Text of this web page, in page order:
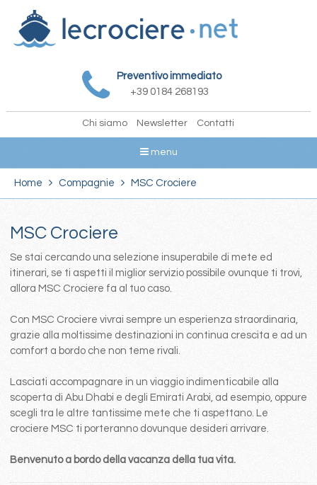
Preventivo immediato
+39 0184 268193
Chi siamo Newsletter Contatti
menu
Home Compagnie MSC Crociere
MSC Crociere
Se stai cercando una selezione insuperabile di mete ed
itinerari, se ti aspetti il miglior servizio possibile ovunque ti trovi,
allora MSC Crociere fa al tuo caso.
Con MSC Crociere vivrai sempre un esperienza straordinaria,
grazie alla moltissime destinazioni in continua crescita e ad un
comfort a bordo che non teme rivali.
Lasciati accompagnare in un viaggio indimenticabile alla
scoperta di Abu Dhabi e degli Emirati Arabi, ad esempio, oppure
scegli tra le altre tantissime mete che ti aspettano. Le
crociere MSC ti porteranno dovunque desideri arrivare.
Benvenuto a bordo della vacanza della tua vita.